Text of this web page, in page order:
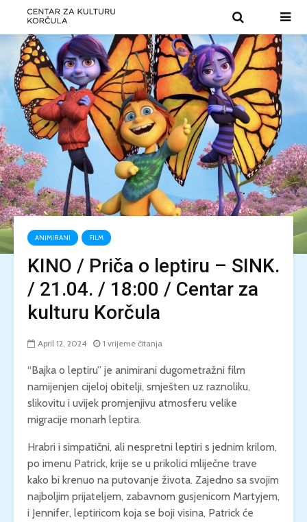
ANIMIRANI FILM
KINO / Priča o leptiru – SINK.
/ 21.04. / 18:00 / Centar za
kulturu Korčula
April 12, 2024 1 vrijeme čitanja
“Bajka o leptiru” je animirani dugometražni film
namijenjen cijeloj obitelji, smješten uz raznoliku,
slikovitu i uvijek promjenjivu atmosferu velike
migracije monarh leptira.
Hrabri i simpatični, ali nespretni leptiri s jednim krilom,
po imenu Patrick, krije se u prikolici mliječne trave
kako bi krenuo na putovanje života. Zajedno sa svojim
najboljim prijateljem, zabavnom gusjenicom Martyjem,
i Jennifer, leptiricom koja se boji visina, Patrick će